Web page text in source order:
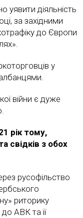
уявити діяльність
за західними
до Європи
у
війни є дуже
рік тому,
свідків з обох
русофільство
риторику
АВК та її